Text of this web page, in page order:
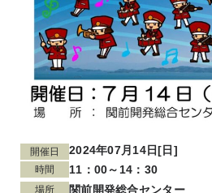
開催日 2024年07月14日[日]
時間 11：00～14：30
場所 関前開発総合センター